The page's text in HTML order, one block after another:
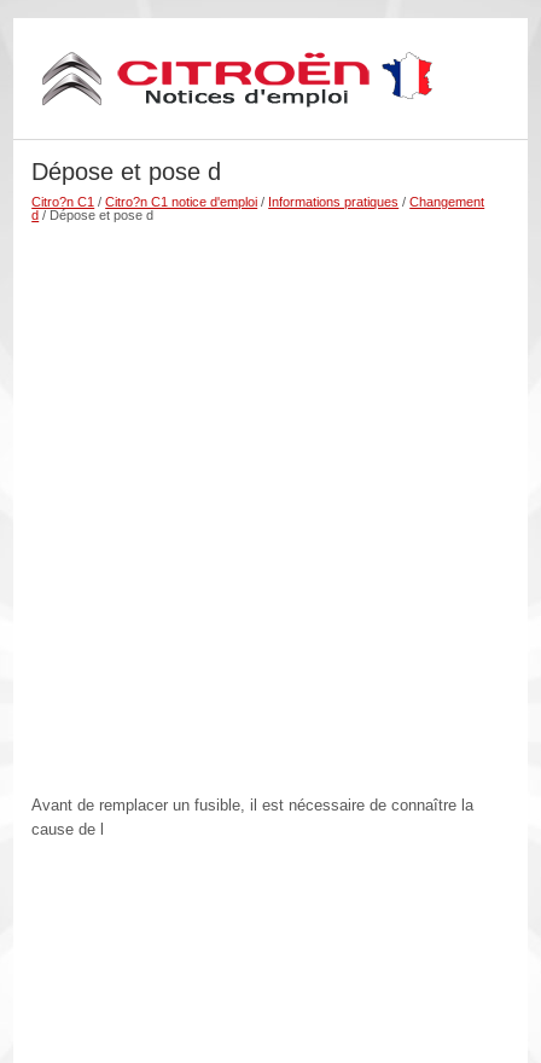
Dépose et pose d
Citro?n C1 /Citro?n C1 notice d'emploi / Informations pratiques /Changement
d / Dépose et pose d
Avant de remplacer un fusible, il est nécessaire de connaître la
cause de l